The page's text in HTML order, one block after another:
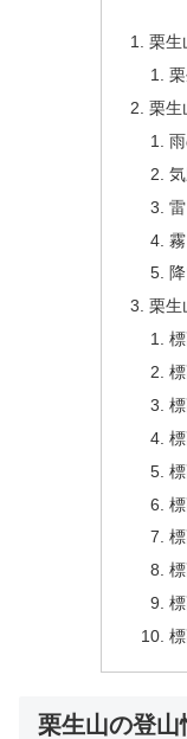
栗生
栗生
雷
霧
栗生
栗生山の登山